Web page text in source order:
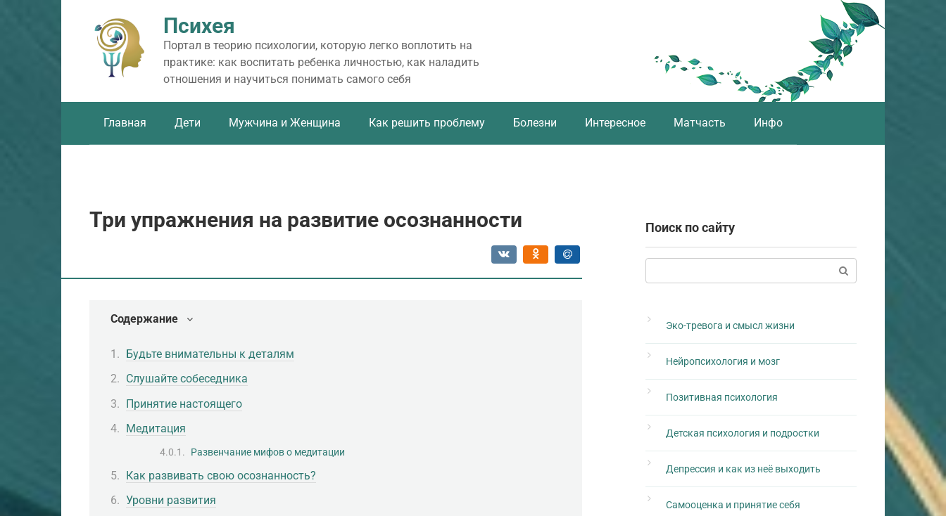
Психея
Портал в теорию психологии, которую легко воплотить на
практике: как воспитать ребенка личностью, как наладить
отношения и научиться понимать самого себя
Главная Дети Мужчина и Женщина Как решить проблему Болезни Интересное Матчасть Инфо
Три упражнения на развитие осознанности
Содержание
Будьте внимательны к деталям
Слушайте собеседника
Принятие настоящего
Медитация
Развенчание мифов о медитации
Как развивать свою осознанность?
Уровни развития
Поиск по сайту
Эко-тревога и смысл жизни
Нейропсихология и мозг
Позитивная психология
Детская психология и подростки
Депрессия и как из неё выходить
Самооценка и принятие себя